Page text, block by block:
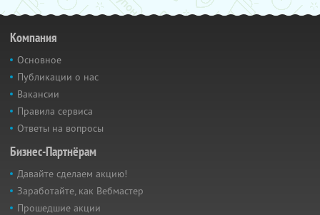
Компания
Основное
Публикации о нас
Вакансии
Правила сервиса
Ответы на вопросы
Бизнес-Партнёрам
Давайте сделаем акцию!
Заработайте, как Вебмастер
Прошедшие акции